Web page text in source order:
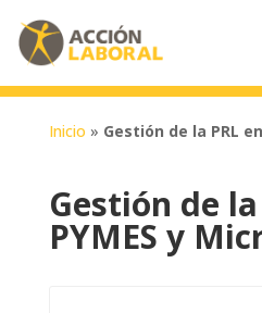
Inicio » Gestión de la PRL
Gestión de la
PYMES y